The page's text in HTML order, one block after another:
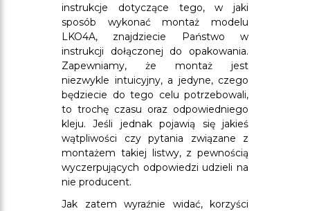
instrukcje dotyczące tego, w jaki
sposób wykonać montaż modelu
LKO4A, znajdziecie Państwo w
instrukcji dołączonej do opakowania.
Zapewniamy, że montaż jest
niezwykle intuicyjny, a jedyne, czego
będziecie do tego celu potrzebowali,
to trochę czasu oraz odpowiedniego
kleju. Jeśli jednak pojawią się jakieś
wątpliwości czy pytania związane z
montażem takiej listwy, z pewnością
wyczerpujących odpowiedzi udzieli na
nie producent.
Jak zatem wyraźnie widać, korzyści